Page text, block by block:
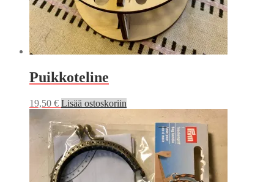
Puikkoteline
19,50 € Lisää ostoskoriin